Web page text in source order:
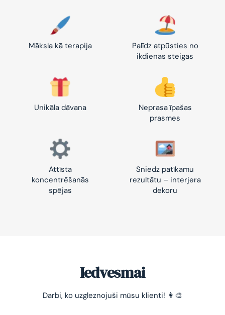
Māksla kā terapija
Palīdz atpūsties no
ikdienas steigas
Unikāla dāvana
Neprasa īpašas
prasmes
Attīsta
koncentrēšanās
spējas
Sniedz patīkamu
rezultātu – interjera
dekoru
Iedvesmai
Darbi, ko uzgleznojuši mūsu klienti! 👩‍🎨
-10% pirmajam pasūtījumam
Vienkāršs veids, kā atslābināties un nomierināt